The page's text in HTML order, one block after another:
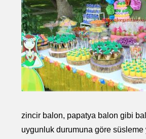
zincir balon, papatya balon gibi
uygunluk durumuna göre süsleme